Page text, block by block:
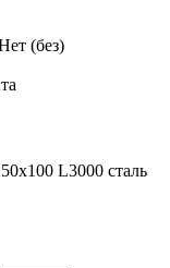
(без)
L3000 сталь